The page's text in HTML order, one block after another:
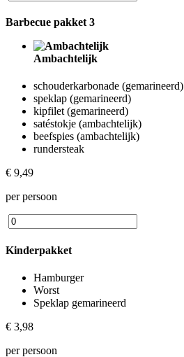
Barbecue pakket 3
Ambachtelijk
schouderkarbonade (gemarineerd)
speklap (gemarineerd)
kipfilet (gemarineerd)
satéstokje (ambachtelijk)
beefspies (ambachtelijk)
rundersteak
€ 9,49
per persoon
Kinderpakket
Hamburger
Worst
Speklap gemarineerd
€ 3,98
per persoon